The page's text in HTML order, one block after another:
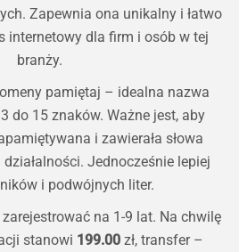
Zapewnia ona unikalny i łatwo
internetowy dla firm i osób w tej
branży.
pamiętaj – idealna nazwa
do 15 znaków. Ważne jest, aby
i zawierała słowa
Jednocześnie lepiej
i podwójnych liter.
na 1-9 lat. Na chwilę
stanowi 199.00 zł, transfer –